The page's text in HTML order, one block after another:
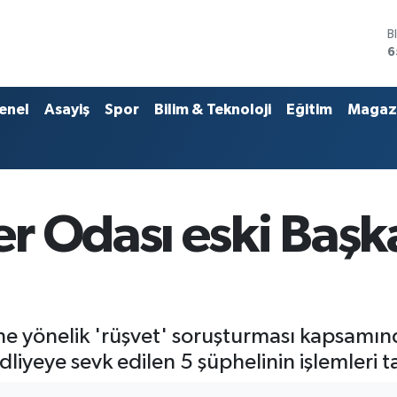
Asayiş Spor Bilim & Teknoloji Eğitim
Odası eski
yönelik 'rüşvet' soruşturması
sevk edilen 5 şüphelinin işlemleri